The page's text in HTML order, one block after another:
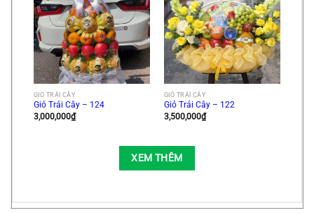
GIỎ TRÁI CÂY
Giỏ Trái Cây – 124
3,000,000₫
GIỎ TRÁI CÂY
Giỏ Trái Cây – 122
3,500,000₫
XEM THÊM